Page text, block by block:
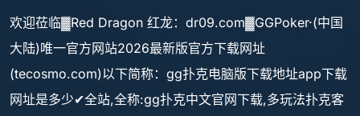
欢迎莅临▓Red Dragon 红龙：dr09.com▓GGPoker·(中国
大陆)唯一官方网站2026最新版官方下载网址
(tecosmo.com)以下简称：gg扑克电脑版下载地址app下载
网址是多少✔全站,全称:gg扑克中文官网下载,多玩法扑克客